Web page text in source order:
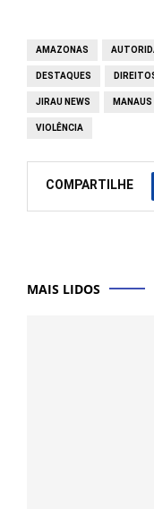
AMAZONAS
DESTAQUES
JIRAU NEWS MANAUS
VIOLÊNCIA
COMPARTILHE
MAIS LIDOS